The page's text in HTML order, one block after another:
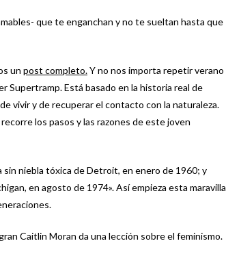
que te enganchan y no te sueltan hasta que
un post completo.Y no nos importa repetir verano
Supertramp. Está basado en la historia real de
vivir y de recuperar el contacto con la naturaleza.
los pasos y las razones de este joven
sin niebla tóxica de Detroit, en enero de 1960; y
en agosto de 1974». Así empieza esta maravilla
Caitlin Moran da una lección sobre el feminismo.